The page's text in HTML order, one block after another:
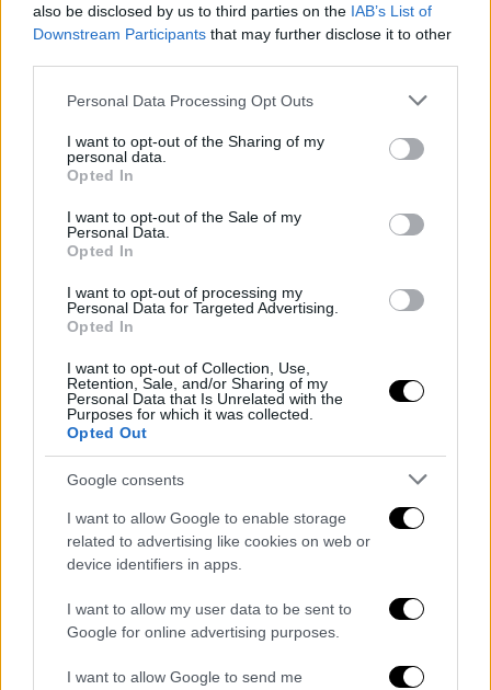
also be disclosed by us to third parties on the IAB’s List of
Downstream Participants that may further disclose it to other
Please note that this website/app uses one or more Google
not limited to your visit or usage behaviour. You may click to
grant or deny consent to Google and its third-party tags to
use your data for below specified purposes in below Google
consent section.
Personal Data Processing Opt Outs
I want to opt-out of the Sharing of my
personal data.
Opted In
I want to opt-out of the Sale of my
Personal Data.
Opted In
I want to opt-out of processing my
Personal Data for Targeted Advertising.
Opted In
I want to opt-out of Collection, Use,
Retention, Sale, and/or Sharing of my
Personal Data that Is Unrelated with the
Purposes for which it was collected.
Opted Out
Google consents
I want to allow Google to enable storage
related to advertising like cookies on web or
device identifiers in apps.
I want to allow my user data to be sent to
Google for online advertising purposes.
I want to allow Google to send me